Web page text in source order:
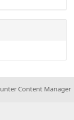
Content Manager